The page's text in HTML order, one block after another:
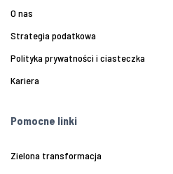
O nas
Strategia podatkowa
Polityka prywatności i ciasteczka
Kariera
Pomocne linki
Zielona transformacja